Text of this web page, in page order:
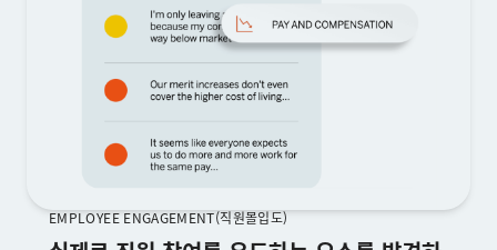
EMPLOYEE ENGAGEMENT(직원몰입도)